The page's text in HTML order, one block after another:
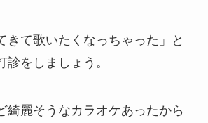
きて歌いたくなっちゃった」と
をしましょう。
綺麗そうなカラオケあったから